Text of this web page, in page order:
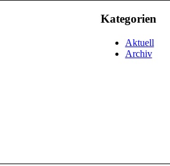
Kategorien
Aktuell
Archiv